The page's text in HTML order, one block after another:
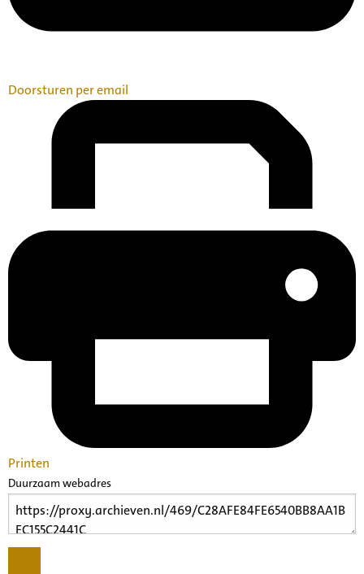
Doorsturen per email
Printen
Duurzaam webadres